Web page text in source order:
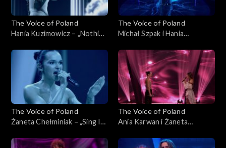
The Voice of Poland
Hania Kuzimowicz – „Nothing
Poland”, Finał, 29 listopada
The Voice of Poland
Michał Szpak i Hania
„The Voice of Poland”, Finał,
29 listopada 2025
The Voice of Poland
Żaneta Chełminiak – „Sing It
Finał, 29 listopada 2025
The Voice of Poland
Ania Karwan i Żaneta
with Somebody”, „The Voice